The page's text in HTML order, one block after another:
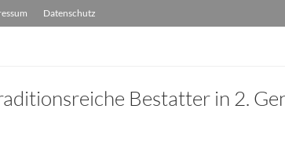
Datenschutz
Bestatter in 2.